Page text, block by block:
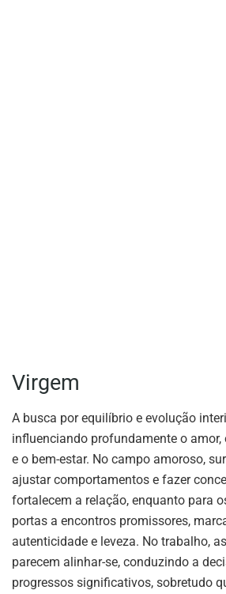
Virgem
A busca por equilíbrio e evolução
influenciando profundamente o amor,
e o bem-estar. No campo amoroso,
ajustar comportamentos e fazer
fortalecem a relação, enquanto para
portas a encontros promissores,
autenticidade e leveza. No trabalho,
parecem alinhar-se, conduzindo a
progressos significativos, sobretudo